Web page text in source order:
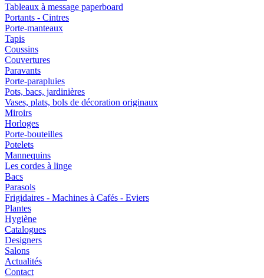
Tableaux à message paperboard
Portants - Cintres
Porte-manteaux
Tapis
Coussins
Couvertures
Paravants
Porte-parapluies
Pots, bacs, jardinières
Vases, plats, bols de décoration originaux
Miroirs
Horloges
Porte-bouteilles
Potelets
Mannequins
Les cordes à linge
Bacs
Parasols
Frigidaires - Machines à Cafés - Eviers
Plantes
Hygiène
Catalogues
Designers
Salons
Actualités
Contact